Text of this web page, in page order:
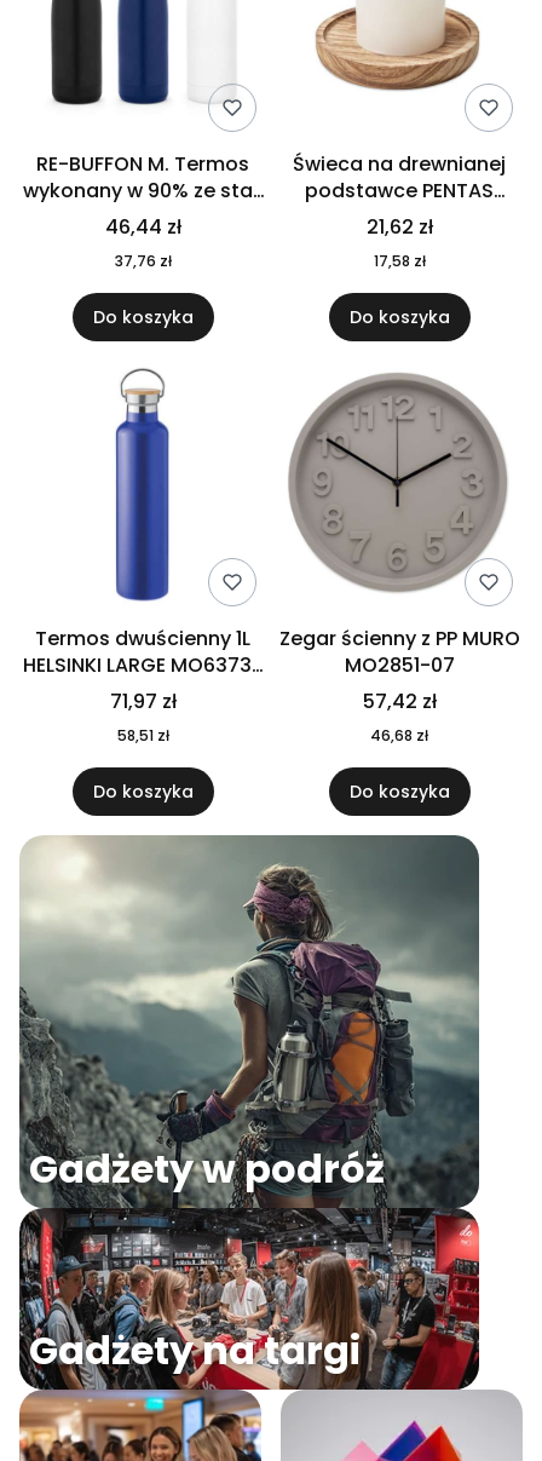
RE-BUFFON M. Termos
wykonany w 90% ze stali
nierdzewnej
pochodzącej z
recyklingu 520 ml 94294
46,44 zł
37,76 zł
Do koszyka
Świeca na drewnianej
podstawce PENTAS
MO6282-40
21,62 zł
17,58 zł
Do koszyka
Termos dwuścienny 1L
HELSINKI LARGE MO6373-
04
71,97 zł
58,51 zł
Do koszyka
Zegar ścienny z PP MURO
MO2851-07
57,42 zł
46,68 zł
Do koszyka
Gadżety w podróż
Gadżety na targi